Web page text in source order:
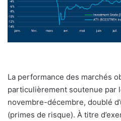
La performance des marchés
particulièrement soutenue par
novembre-décembre, doublé
(primes de risque). À titre